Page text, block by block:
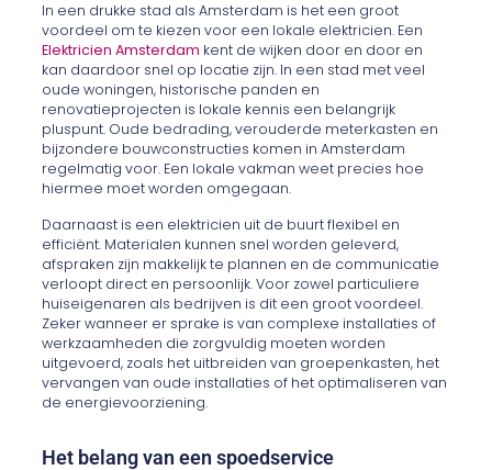
In een drukke stad als Amsterdam is het een groot
voordeel om te kiezen voor een lokale elektricien. Een
Elektricien Amsterdam kent de wijken door en door en
kan daardoor snel op locatie zijn. In een stad met veel
oude woningen, historische panden en
renovatieprojecten is lokale kennis een belangrijk
pluspunt. Oude bedrading, verouderde meterkasten en
bijzondere bouwconstructies komen in Amsterdam
regelmatig voor. Een lokale vakman weet precies hoe
hiermee moet worden omgegaan.
Daarnaast is een elektricien uit de buurt flexibel en
efficiënt. Materialen kunnen snel worden geleverd,
afspraken zijn makkelijk te plannen en de communicatie
verloopt direct en persoonlijk. Voor zowel particuliere
huiseigenaren als bedrijven is dit een groot voordeel.
Zeker wanneer er sprake is van complexe installaties of
werkzaamheden die zorgvuldig moeten worden
uitgevoerd, zoals het uitbreiden van groepenkasten, het
vervangen van oude installaties of het optimaliseren van
de energievoorziening.
Het belang van een spoedservice